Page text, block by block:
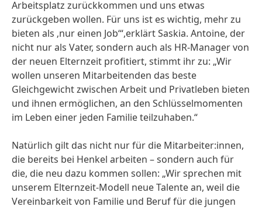
Arbeitsplatz zurückkommen und uns etwas
zurückgeben wollen. Für uns ist es wichtig, mehr zu
bieten als ‚nur einen Job‘“,erklärt Saskia. Antoine, der
nicht nur als Vater, sondern auch als HR-Manager von
der neuen Elternzeit profitiert, stimmt ihr zu: „Wir
wollen unseren Mitarbeitenden das beste
Gleichgewicht zwischen Arbeit und Privatleben bieten
und ihnen ermöglichen, an den Schlüsselmomenten
im Leben einer jeden Familie teilzuhaben.“
Natürlich gilt das nicht nur für die Mitarbeiter:innen,
die bereits bei Henkel arbeiten – sondern auch für
die, die neu dazu kommen sollen: „Wir sprechen mit
unserem Elternzeit-Modell neue Talente an, weil die
Vereinbarkeit von Familie und Beruf für die jungen